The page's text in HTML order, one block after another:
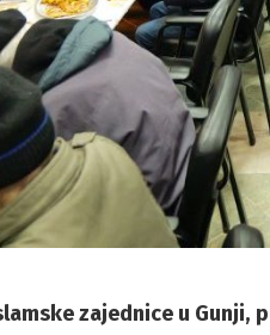
zajednice u